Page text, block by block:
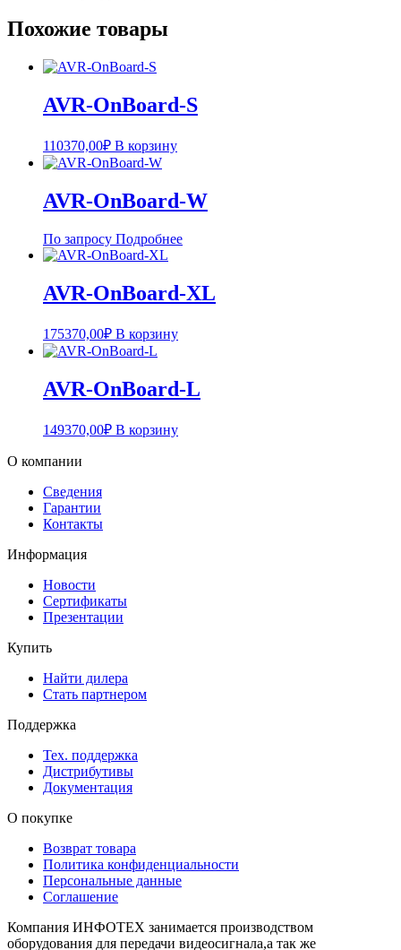
Похожие товары
AVR-OnBoard-S
110370,00₽ В корзину
AVR-OnBoard-W
По запросу Подробнее
AVR-OnBoard-XL
175370,00₽ В корзину
AVR-OnBoard-L
149370,00₽ В корзину
О компании
Сведения
Гарантии
Контакты
Информация
Новости
Сертификаты
Презентации
Купить
Найти дилера
Стать партнером
Поддержка
Тех. поддержка
Дистрибутивы
Документация
О покупке
Возврат товара
Политика конфиденциальности
Персональные данные
Соглашение
Компания ИНФОТЕХ занимается производством
оборудования для передачи видеосигнала,а так же